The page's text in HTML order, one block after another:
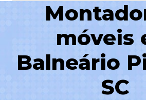
móveis
Balneário
SC